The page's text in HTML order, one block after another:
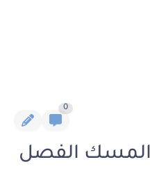
0
المسك الفصل